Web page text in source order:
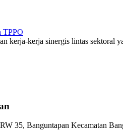
TPPO
kerja-kerja sinergis lintas sektoral
35, Banguntapan Kecamatan